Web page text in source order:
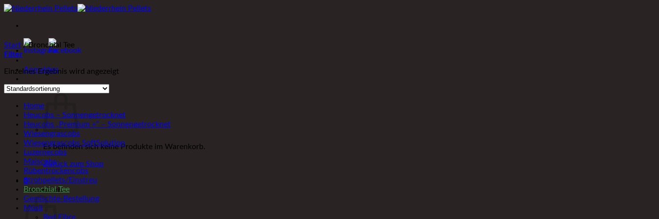
Zum
springen
Anmelden
Warenkorb /
Es befinden sich keine Produkte im Warenkorb.
Zurück zum Shop
0
Warenkorb
Start /Bronchial Tee
Filter
Einzelnes Ergebnis wird angezeigt
Home
Heucobs – Sonnengetrocknet
Heucobs „Premium +“ – Sonnengetrocknet
Wiesengrascobs
Wiesengrascobs SoftSolution
Luzernecobs
Maiscobs
Rübentrockencobs
Strohpellets/Einstreu
Bronchial Tee
Gemischte-Bestellung
Müsli
Red Fibre